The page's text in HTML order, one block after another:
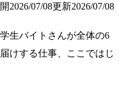
2026/07/08更新2026/07/08
生バイトさんが全体の6
けする仕事、ここではじ